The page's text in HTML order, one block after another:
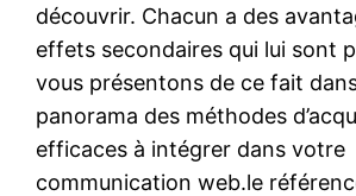
découvrir. Chacun a des
effets secondaires qui lui sont
vous présentons de ce fait
panorama des méthodes
efficaces à intégrer dans votre
communication web.le